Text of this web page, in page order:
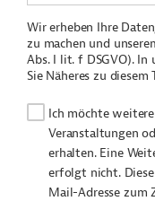
Wir erheben Ihre
zu machen und
Abs. I lit. f DSGVO). In
Sie Näheres zu
Ich möchte
Veranstaltungen
erhalten. Eine
erfolgt nicht.
Mail-Adresse zum